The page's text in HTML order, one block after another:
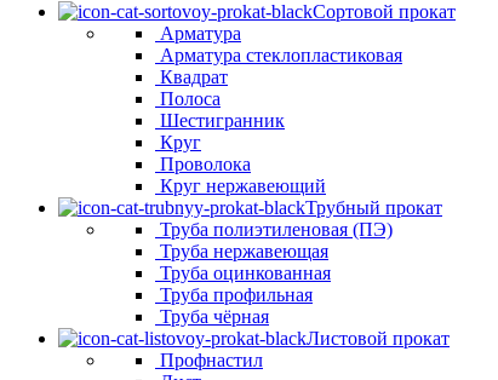
Сортовой прокат
Арматура
Арматура стеклопластиковая
Квадрат
Полоса
Шестигранник
Круг
Проволока
Круг нержавеющий
Трубный прокат
Труба полиэтиленовая (ПЭ)
Труба нержавеющая
Труба оцинкованная
Труба профильная
Труба чёрная
Листовой прокат
Профнастил